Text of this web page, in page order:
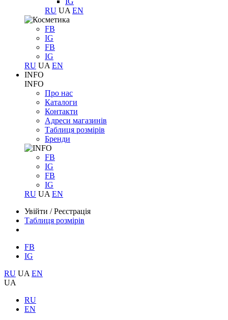
RU UA EN
FB
IG
FB
IG
RU UA EN
INFO
INFO
Про нас
Каталоги
Контакти
Адреси магазинів
Таблиця розмірів
Бренди
FB
IG
FB
IG
RU UA EN
Увійти /Реєстрація
Таблиця розмірів
FB
IG
RU UA EN
UA
RU
EN